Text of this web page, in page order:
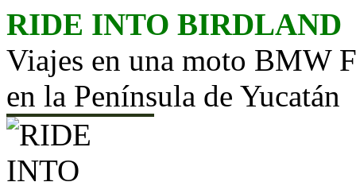
Saltar
RIDE INTO BIRDLAND
Viajes en una moto BMW
en la Península de Yucatán